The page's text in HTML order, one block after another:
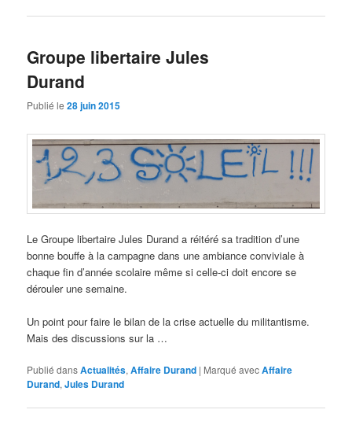
Groupe libertaire Jules
Durand
Publié le28 juin 2015
Le Groupe libertaire Jules Durand a réitéré sa tradition d’une
bonne bouffe à la campagne dans une ambiance conviviale à
chaque fin d’année scolaire même si celle-ci doit encore se
dérouler une semaine.
Un point pour faire le bilan de la crise actuelle du militantisme.
Mais des discussions sur la …
Publié dansActualités,Affaire Durand | Marqué avecAffaire
Durand,Jules Durand